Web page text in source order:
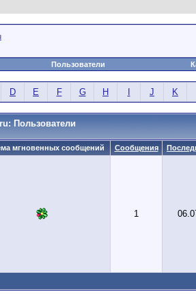
Пользователи
D E F G H J K
Пользователи
мгновенных сообщений Сообщения
1